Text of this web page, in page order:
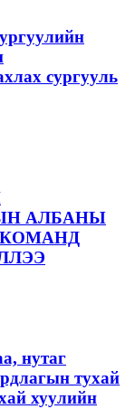
сургууль
АЛБАНЫ
нутаг
тухай
хуулийн